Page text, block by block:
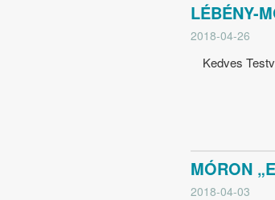
LÉBÉNY-
2018-04-26
Kedves
MÓRON
2018-04-03